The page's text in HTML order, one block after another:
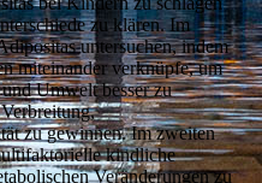
zu klären. Im
untersuchen, indem
miteinander verknüpfe, um
Umwelt besser zu
zu gewinnen. Im zweiten
kindliche
Veränderungen zu